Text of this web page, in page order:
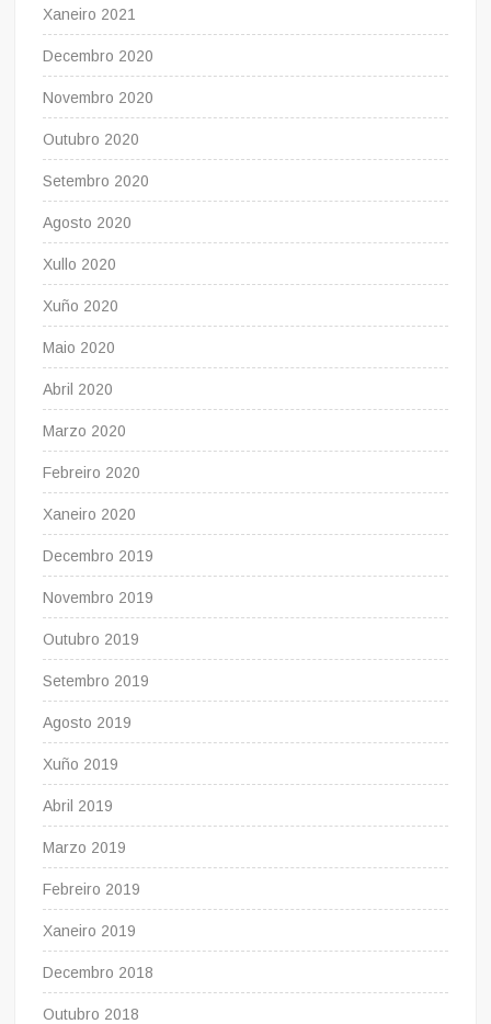
Xaneiro 2021
Decembro 2020
Novembro 2020
Outubro 2020
Setembro 2020
Agosto 2020
Xullo 2020
Xuño 2020
Maio 2020
Abril 2020
Marzo 2020
Febreiro 2020
Xaneiro 2020
Decembro 2019
Novembro 2019
Outubro 2019
Setembro 2019
Agosto 2019
Xuño 2019
Abril 2019
Marzo 2019
Febreiro 2019
Xaneiro 2019
Decembro 2018
Outubro 2018